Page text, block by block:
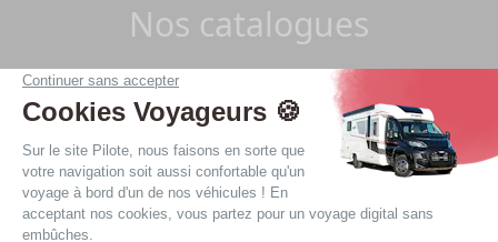
Nos catalogues
Télécharger les catalogues Pilote 2026.